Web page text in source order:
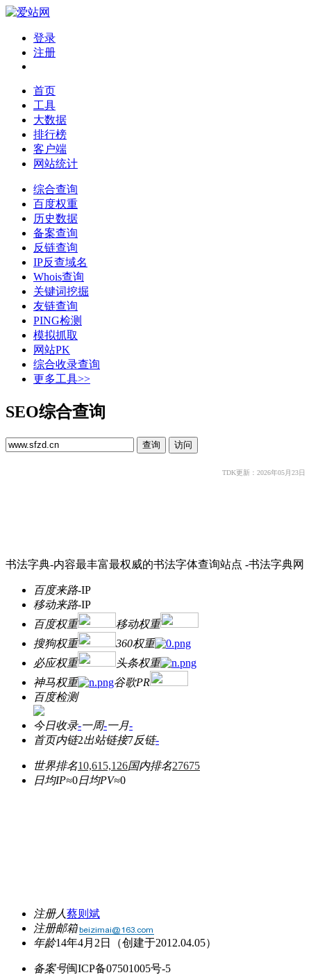
登录
注册
首页
工具
大数据
排行榜
客户端
网站统计
综合查询
百度权重
历史数据
备案查询
反链查询
IP反查域名
Whois查询
关键词挖掘
友链查询
PING检测
模拟抓取
网站PK
综合收录查询
更多工具>>
SEO综合查询
TDK更新：2026年05月23日
书法字典-内容最丰富最权威的书法字体查询站点 -书法字典网
百度来路-IP
移动来路-IP
百度权重
移动权重
搜狗权重
360权重
必应权重
头条权重
神马权重
谷歌PR
百度检测
今日收录-一周-一月-
首页内链2出站链接7反链-
世界排名10,615,126国内排名27675
日均IP≈0日均PV≈0
注册人蔡则斌
注册邮箱
年龄14年4月2日 （创建于2012.04.05）
备案号闽ICP备07501005号-5